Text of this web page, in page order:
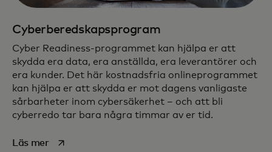
Cyberberedskapsprogram
Cyber Readiness-programmet kan hjälpa er att
skydda era data, era anställda, era leverantörer och
era kunder. Det här kostnadsfria onlineprogrammet
kan hjälpa er att skydda er mot dagens vanligaste
sårbarheter inom cybersäkerhet – och att bli
cyberredo tar bara några timmar av er tid.
Läs meropens in a new tab